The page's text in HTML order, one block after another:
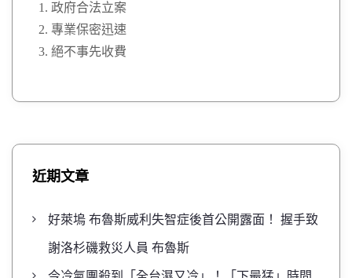
政府合法立案
專業保密迅速
絕不事先收費
近期文章
好萊塢 布魯斯威利失智症後首公開露面！ 握手致
謝洛杉磯救災人員 布魯斯